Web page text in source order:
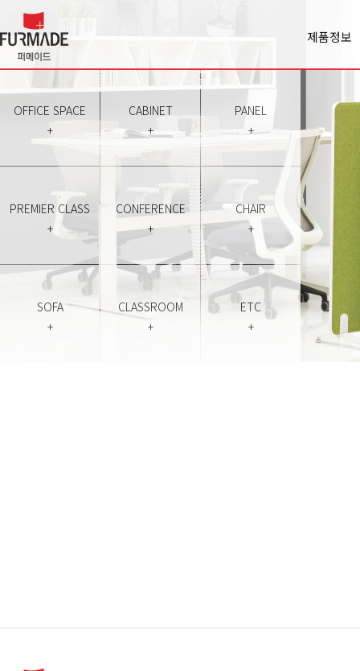
제품정보
Office
Panel
Chair
Sofa
Etc
OFFICE SPACE
+
CABINET
+
PANEL
+
PREMIER CLASS
+
CONFERENCE
+
CHAIR
+
SOFA
+
CLASSROOM
+
ETC
+